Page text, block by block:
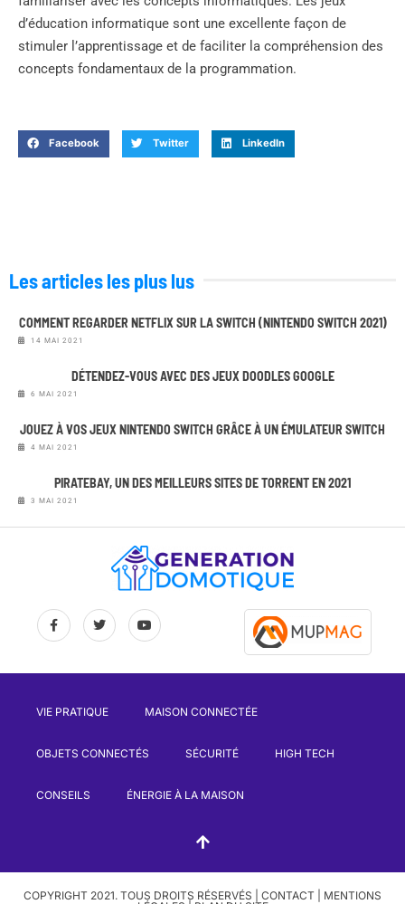
d’éducation informatique sont une excellente façon de
stimuler l’apprentissage et de faciliter la compréhension des
concepts fondamentaux de la programmation.
Facebook Twitter LinkedIn
Les articles les plus lus
COMMENT REGARDER NETFLIX SUR LA SWITCH (NINTENDO SWITCH 2021)
14 MAI 2021
DÉTENDEZ-VOUS AVEC DES JEUX DOODLES GOOGLE
6 MAI 2021
JOUEZ À VOS JEUX NINTENDO SWITCH GRÂCE À UN ÉMULATEUR SWITCH
4 MAI 2021
PIRATEBAY, UN DES MEILLEURS SITES DE TORRENT EN 2021
3 MAI 2021
VIE PRATIQUE MAISON CONNECTÉE
OBJETS CONNECTÉS SÉCURITÉ HIGH TECH
CONSEILS ÉNERGIE À LA MAISON
COPYRIGHT 2021. TOUS DROITS RÉSERVÉS | CONTACT
MENTIONS